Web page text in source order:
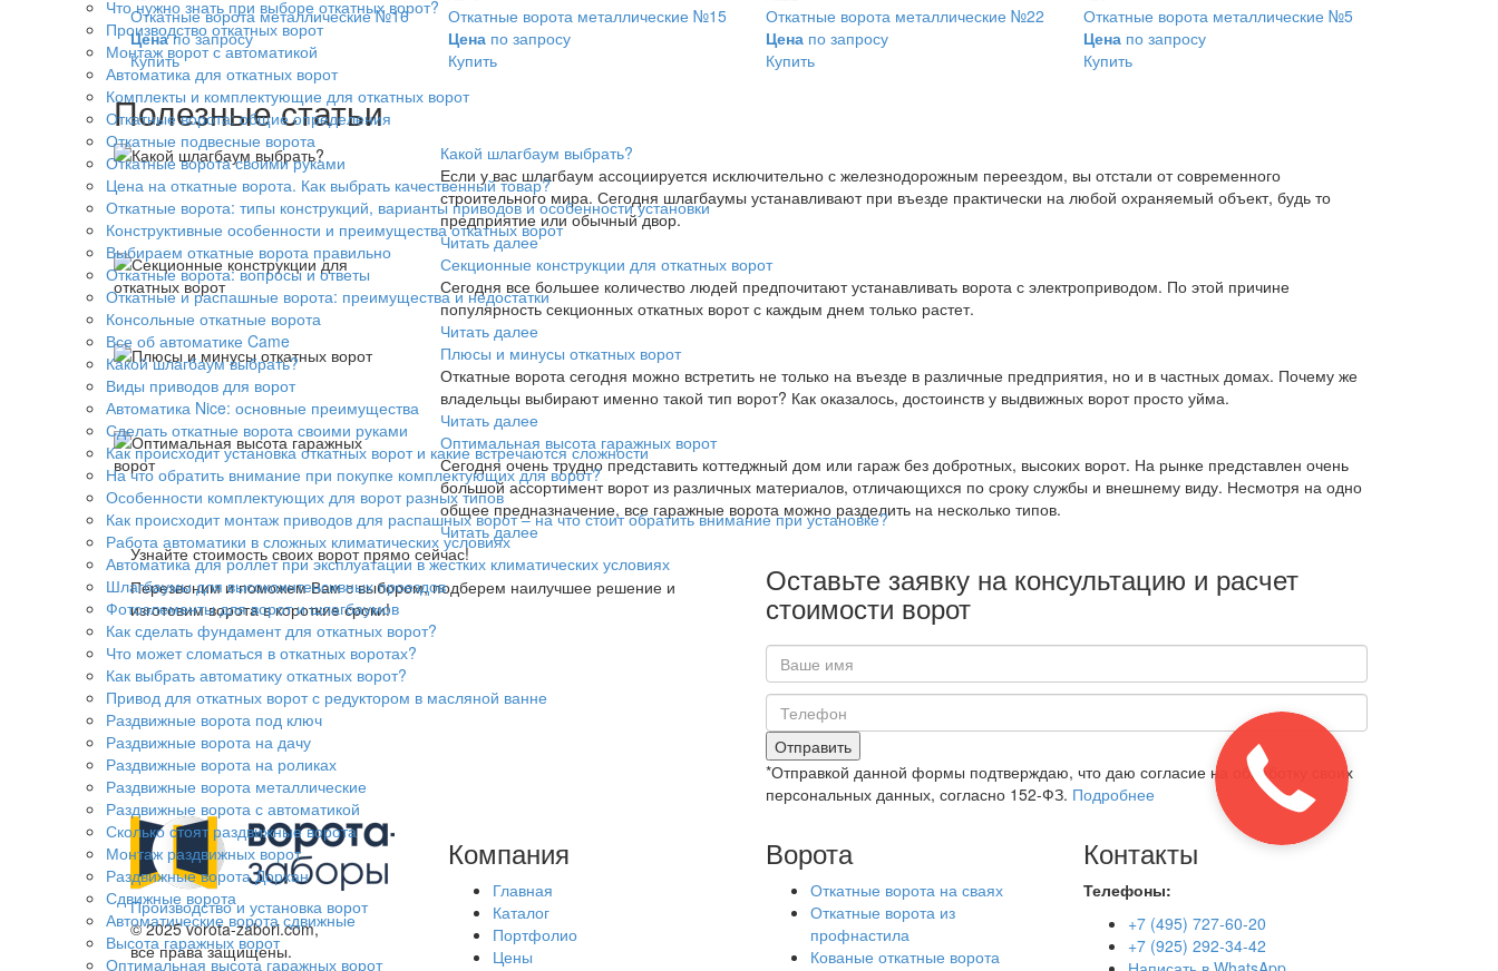
Что нужно знать при выборе откатных ворот?
Производство откатных ворот
Монтаж ворот с автоматикой
Автоматика для откатных ворот
Комплекты и комплектующие для откатных ворот
Откатные ворота: общие определения
Откатные подвесные ворота
Откатные ворота своими руками
Цена на откатные ворота. Как выбрать качественный товар?
Откатные ворота: типы конструкций, варианты приводов и особенности установки
Конструктивные особенности и преимущества откатных ворот
Выбираем откатные ворота правильно
Откатные ворота: вопросы и ответы
Откатные и распашные ворота: преимущества и недостатки
Консольные откатные ворота
Все об автоматике Came
Какой шлагбаум выбрать?
Виды приводов для ворот
Автоматика Nice: основные преимущества
Сделать откатные ворота своими руками
Как происходит установка откатных ворот и какие встречаются сложности
На что обратить внимание при покупке комплектующих для ворот?
Особенности комплектующих для ворот разных типов
Как происходит монтаж приводов для распашных ворот – на что стоит обратить внимание при установке?
Работа автоматики в сложных климатических условиях
Автоматика для роллет при эксплуатации в жестких климатических условиях
Шлагбаумы для высокоинтенсивных проездов
Фотоэлементы для ворот и шлагбаумов
Как сделать фундамент для откатных ворот?
Что может сломаться в откатных воротах?
Как выбрать автоматику откатных ворот?
Привод для откатных ворот с редуктором в масляной ванне
Раздвижные ворота под ключ
Раздвижные ворота на дачу
Раздвижные ворота на роликах
Раздвижные ворота металлические
Раздвижные ворота с автоматикой
Сколько стоят раздвижные ворота
Монтаж раздвижных ворот
Раздвижные ворота Дорхан
Сдвижные ворота
Автоматические ворота сдвижные
Высота гаражных ворот
Оптимальная высота гаражных ворот
Откатные ворота металлические №16
Ценапо запросу
Купить
Откатные ворота металлические №15
Цена по запросу
Купить
Откатные ворота металлические №22
Цена по запросу
Купить
Откатные ворота металлические №5
Цена по запросу
Купить
Полезные статьи
Какой шлагбаум выбрать?
Если у вас шлагбаум ассоциируется исключительно с железнодорожным переездом, вы отстали от современного
строительного мира. Сегодня шлагбаумы устанавливают при въезде практически на любой охраняемый объект, будь то
предприятие или обычный двор.
Читать далее
Секционные конструкции для откатных ворот
Сегодня все большее количество людей предпочитают устанавливать ворота с электроприводом. По этой причине
популярность секционных откатных ворот с каждым днем только растет.
Читать далее
Плюсы и минусы откатных ворот
Откатные ворота сегодня можно встретить не только на въезде в различные предприятия, но и в частных домах. Почему же
владельцы выбирают именно такой тип ворот? Как оказалось, достоинств у выдвижных ворот просто уйма.
Читать далее
Оптимальная высота гаражных ворот
Сегодня очень трудно представить коттеджный дом или гараж без добротных, высоких ворот. На рынке представлен очень
большой ассортимент ворот из различных материалов, отличающихся по сроку службы и внешнему виду. Несмотря на одно
общее предназначение, все гаражные ворота можно разделить на несколько типов.
Читать далее
Узнайте стоимость своих ворот прямо сейчас!
Перезвоним и поможем Вам с выбором, подберем наилучшее решение и
изготовим ворота в короткие сроки!
Оставьте заявку на консультацию и расчет
стоимости ворот
Отправить
*Отправкой данной формы подтверждаю, что даю согласие на обработку своих
персональных данных, согласно 152-ФЗ. Подробнее
Производство и установка ворот
© 2025 vorota-zabori.com,
все права защищены.
Компания
Главная
Каталог
Портфолио
Цены
Ворота
Откатные ворота на сваях
Откатные ворота из
профнастила
Кованые откатные ворота
Контакты
Телефоны:
+7 (495) 727-60-20
+7 (925) 292-34-42